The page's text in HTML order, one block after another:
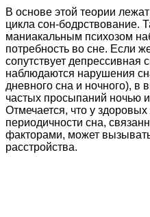
В основе этой теории
цикла сон-бодрствование.
маниакальным психозом
потребность во сне. Если
сопутствует депрессивная
наблюдаются нарушения
дневного сна и ночного), в
частых просыпаний ночью
Отмечается, что у
периодичности сна,
факторами, может
расстройства.